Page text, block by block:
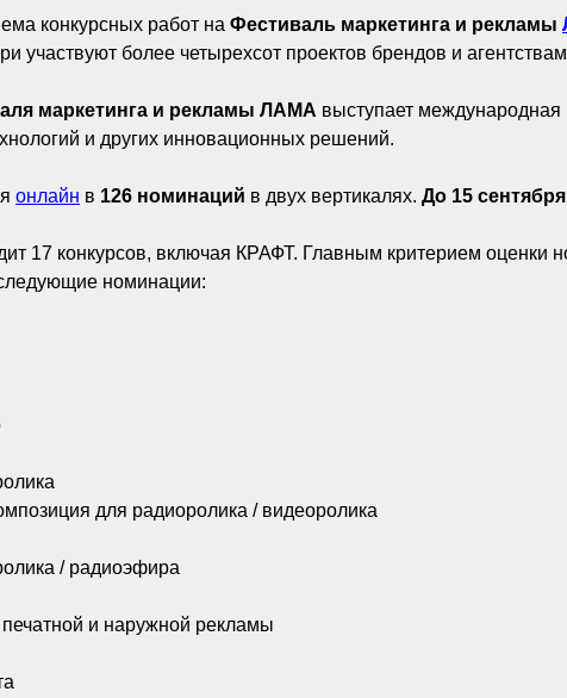
конкурсных работ на Фестиваль маркетинга и рекламы
участвуют более четырехсот проектов брендов и
маркетинга и рекламы ЛАМА выступает международная
и других инновационных решений.
онлайн в 126 номинаций в двух вертикалях. До 15 сентября
17 конкурсов, включая КРАФТ. Главным критерием оценки
номинации:
для радиоролика / видеоролика
/ радиоэфира
и наружной рекламы